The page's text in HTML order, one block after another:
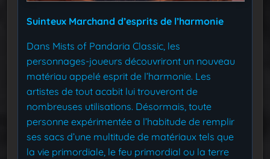
Suinteux Marchand d’esprits de l’harmonie
Dans Mists of Pandaria Classic, les
personnages-joueurs découvriront un nouveau
matériau appelé esprit de l’harmonie. Les
artistes de tout acabit lui trouveront de
nombreuses utilisations. Désormais, toute
personne expérimentée a l’habitude de remplir
ses sacs d’une multitude de matériaux tels que
la vie primordiale, le feu primordial ou la terre